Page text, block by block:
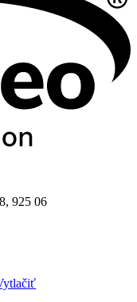
925 06